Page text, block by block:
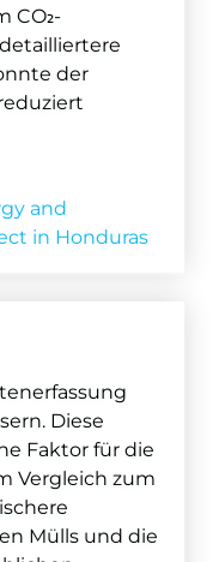
CO₂-
der
and
in Honduras
Diese
Faktor für die
Vergleich zum
Mülls und die